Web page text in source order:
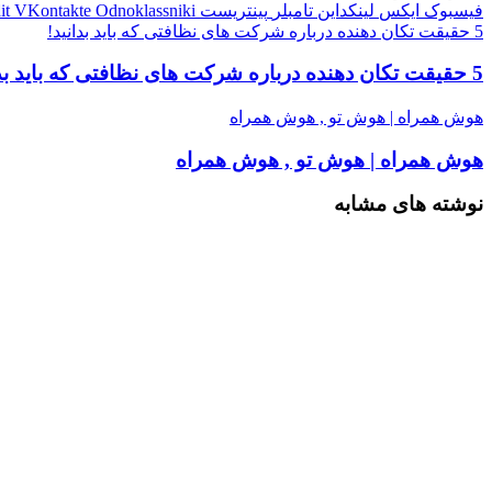
فیسبوک ایکس لینکداین تامبلر پینتریست VKontakte Odnoklassniki
5 حقیقت تکان‌ دهنده درباره شرکت‌ های نظافتی که باید بدانید!
5 حقیقت تکان‌ دهنده درباره شرکت‌ های نظافتی که باید بدانید!
هوش همراه | هوش تو , هوش همراه
هوش همراه | هوش تو , هوش همراه
نوشته های مشابه